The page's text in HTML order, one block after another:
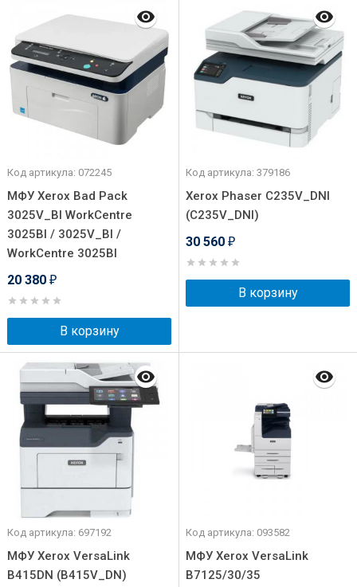
Код артикула: 072245
МФУ Xerox Bad Pack
3025V_BI WorkCentre
3025BI / 3025V_BI /
WorkCentre 3025BI
20 380 ₽
В корзину
Код артикула: 379186
Xerox Phaser C235V_DNI
(C235V_DNI)
30 560 ₽
В корзину
Код артикула: 697192
МФУ Xerox VersaLink
B415DN (B415V_DN)
Код артикула: 093582
МФУ Xerox VersaLink
B7125/30/35